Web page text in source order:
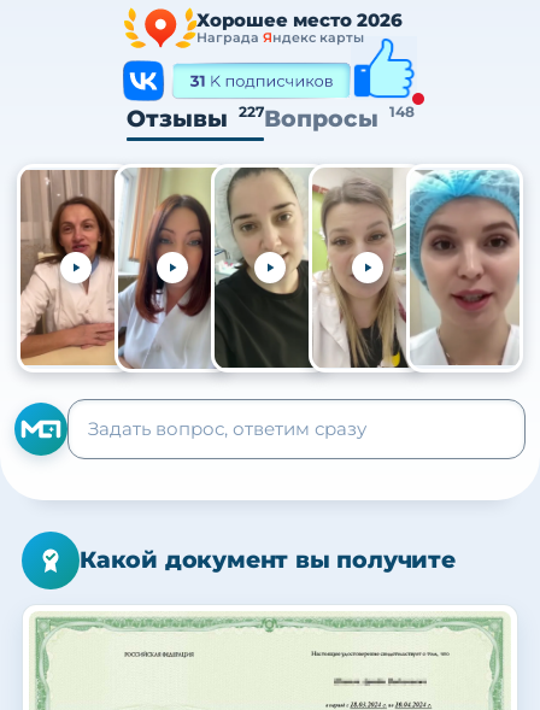
Хорошее место 2026
Награда Яндекс карты
Отзывы 227Вопросы 148
+105
Какой документ вы получите